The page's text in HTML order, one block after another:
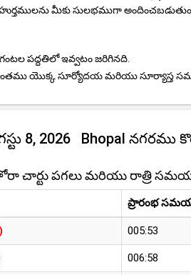
మీకు సులభముగా
పద్దతిలో ఇవ్వటం జరిగినది.
యొక్క సూర్యోదయ మరియు సూర్యాస్త
8, 2026 Bhopal నగరము
చార్టు పగలు మరియు రాత్రి
ప్రారంభ
005:53
006:58